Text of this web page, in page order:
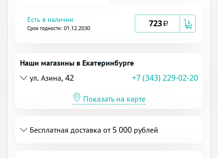
Есть в наличии
Срок годности: 01.12.2030 723a
Наши магазины в Екатеринбурге
ул. Азина, 42
+7 (343) 229-02-20
Показать на карте
Бесплатная доставка от 5 000 рублей